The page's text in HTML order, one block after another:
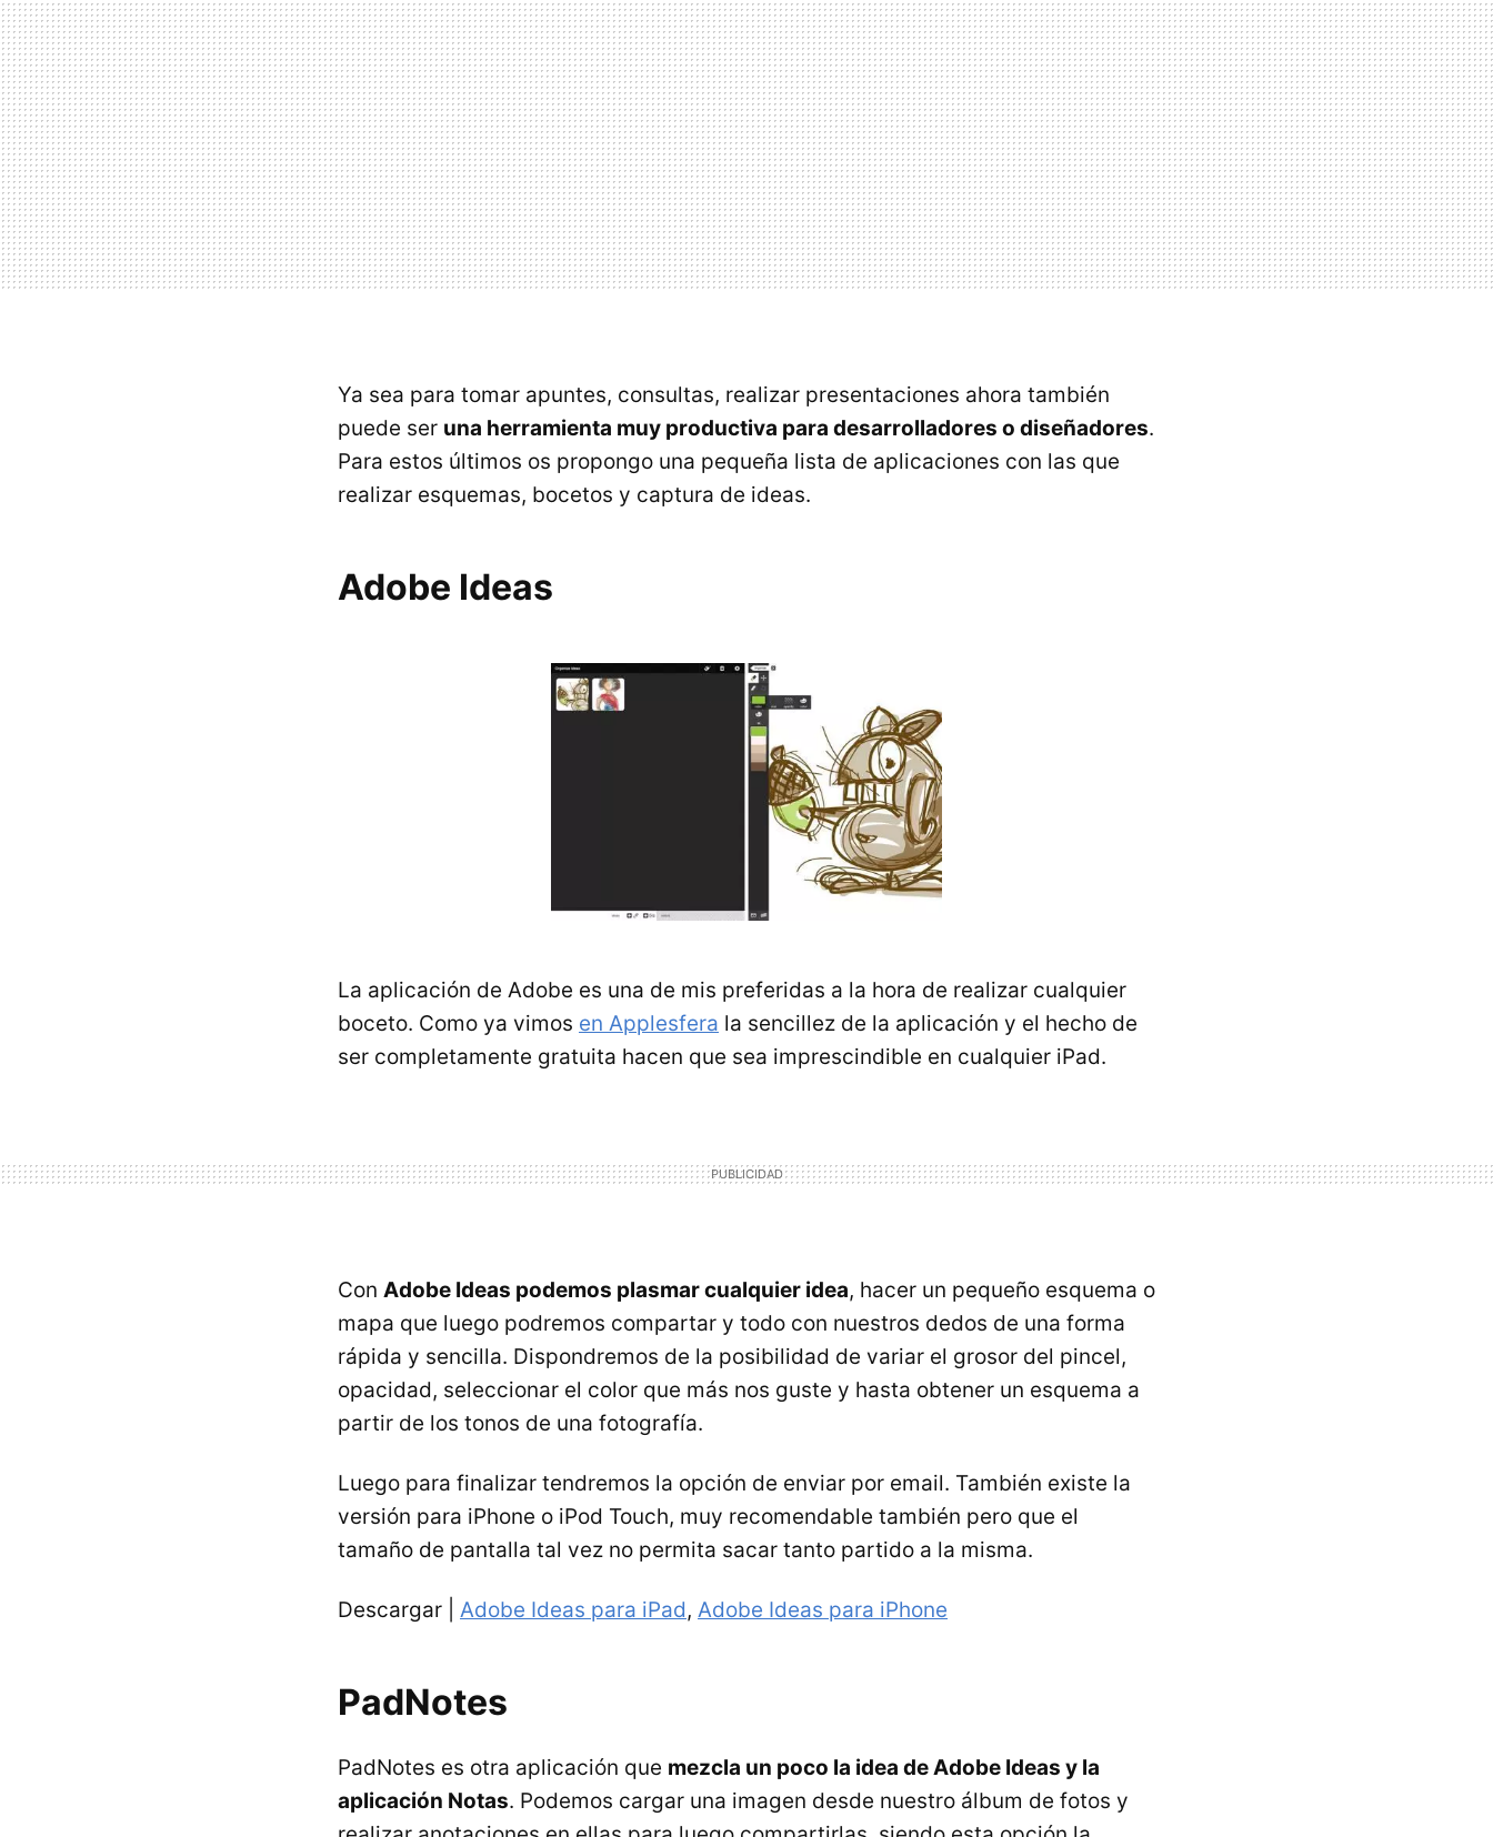
Ya sea para tomar apuntes, consultas, realizar presentaciones ahora también
puede ser una herramienta muy productiva para desarrolladores o diseñadores.
Para estos últimos os propongo una pequeña lista de aplicaciones con las que
realizar esquemas, bocetos y captura de ideas.
Adobe Ideas
La aplicación de Adobe es una de mis preferidas a la hora de realizar cualquier
boceto. Como ya vimos en Applesfera la sencillez de la aplicación y el hecho de
ser completamente gratuita hacen que sea imprescindible en cualquier iPad.
Con Adobe Ideas podemos plasmar cualquier idea, hacer un pequeño esquema o
mapa que luego podremos compartar y todo con nuestros dedos de una forma
rápida y sencilla. Dispondremos de la posibilidad de variar el grosor del pincel,
opacidad, seleccionar el color que más nos guste y hasta obtener un esquema a
partir de los tonos de una fotografía.
Luego para finalizar tendremos la opción de enviar por email. También existe la
versión para iPhone o iPod Touch, muy recomendable también pero que el
tamaño de pantalla tal vez no permita sacar tanto partido a la misma.
Descargar | Adobe Ideas para iPad, Adobe Ideas para iPhone
PadNotes
PadNotes es otra aplicación que mezcla un poco la idea de Adobe Ideas y la
aplicación Notas. Podemos cargar una imagen desde nuestro álbum de fotos y